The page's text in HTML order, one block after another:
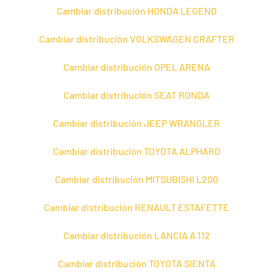
Cambiar distribución HONDA LEGEND
Cambiar distribución VOLKSWAGEN CRAFTER
Cambiar distribución OPEL ARENA
Cambiar distribución SEAT RONDA
Cambiar distribución JEEP WRANGLER
Cambiar distribución TOYOTA ALPHARD
Cambiar distribución MITSUBISHI L200
Cambiar distribución RENAULT ESTAFETTE
Cambiar distribución LANCIA A 112
Cambiar distribución TOYOTA SIENTA